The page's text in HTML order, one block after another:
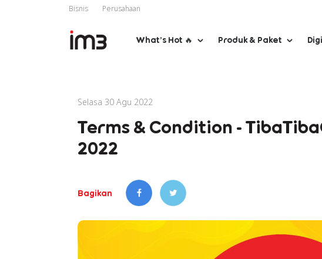
Bisnis Perusahaan
What’s Hot 🔥 Produk & Paket
Selasa 30 Agu 2022
Terms & Condition -
2022
Bagikan